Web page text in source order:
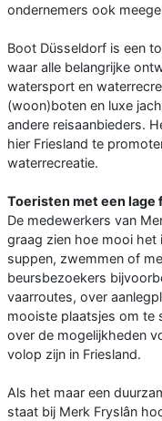
ondernemers ook
Boot Düsseldorf is een
waar alle belangrijke
watersport en
(woon)boten en luxe
andere reisaanbieders.
hier Friesland te
waterrecreatie.
Toeristen met een lage
De medewerkers van
graag zien hoe mooi het
suppen, zwemmen of
beursbezoekers
vaarroutes, over
mooiste plaatsjes om te
over de mogelijkheden
volop zijn in Friesland.
Als het maar een
staat bij Merk Fryslân